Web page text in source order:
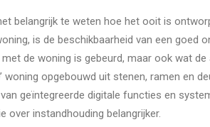
belangrijk te weten hoe het ooit is
is de beschikbaarheid van een goed
de woning is gebeurd, maar ook wat
woning opgebouwd uit stenen, ramen en
geïntegreerde digitale functies en
over instandhouding belangrijker.